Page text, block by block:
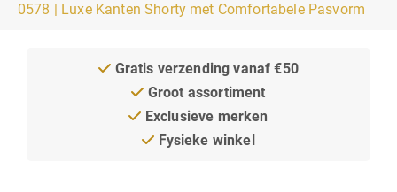
0578 | Luxe Kanten Shorty met Comfortabele Pasvorm
Gratis verzending vanaf €50
Groot assortiment
Exclusieve merken
Fysieke winkel